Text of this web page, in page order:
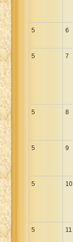
5 6
5 7
5 8
5 9
5 10
5 11